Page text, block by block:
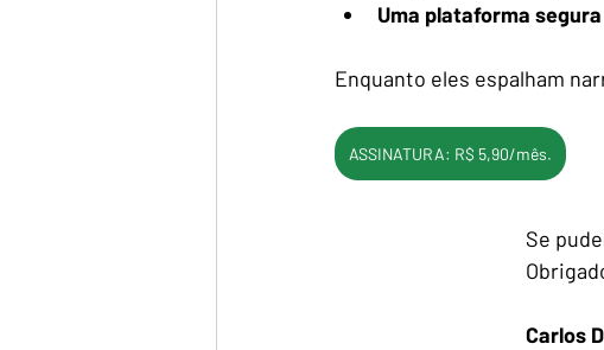
Uma plataforma
Enquanto eles espalham
ASSINATURA: R$ 5,90/mês.
Se
Carlos